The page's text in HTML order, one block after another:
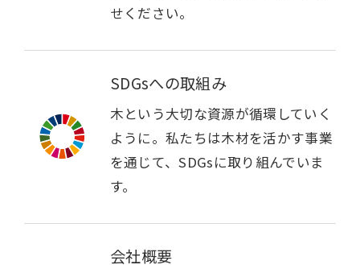
せください。
SDGsへの取組み
木という大切な資源が循環していく
ように。私たちは木材を活かす事業
を通じて、SDGsに取り組んでいま
す。
会社概要